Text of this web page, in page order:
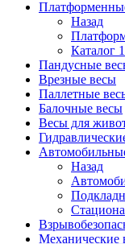
Назад
Каталог 1
Пандусные
Врезные весы
Паллетные
Балочные весы
Весы для
Назад
Механические